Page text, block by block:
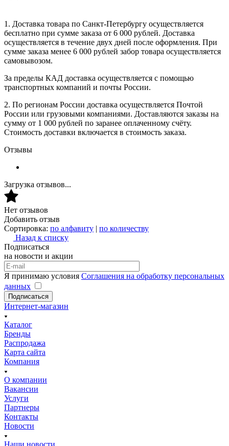
1. Доставка товара по Санкт-Петербургу осуществляется
бесплатно при сумме заказа от 6 000 рублей. Доставка
осуществляется в течение двух дней после оформления. При
сумме заказа менее 6 000 рублей забор товара осуществляется
самовывозом.
За пределы КАД доставка осуществляется с помощью
транспортных компаний и почты России.
2. По регионам России доставка осуществляется Почтой
России или грузовыми компаниями. Доставляются заказы на
сумму от 1 000 рублей по заранее оплаченному счёту.
Стоимость доставки включается в стоимость заказа.
Отзывы
Загрузка отзывов...
Нет отзывов
Добавить отзыв
Сортировка: по алфавиту | по количеству
Назад к списку
Подписаться
на новости и акции
Я принимаю условия Соглашения на обработку персональных
данных
Подписаться
Интернет-магазин
Каталог
Бренды
Распродажа
Карта сайта
Компания
О компании
Вакансии
Услуги
Партнеры
Контакты
Новости
Наши новости